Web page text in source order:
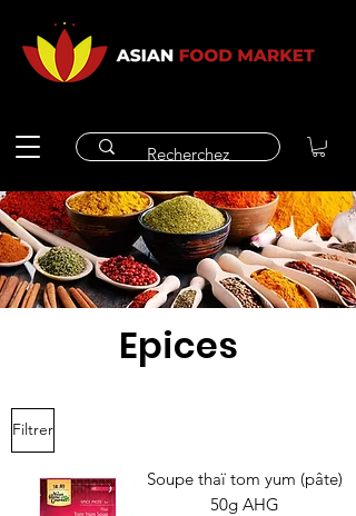
Epices
Filtrer
Soupe thaï tom yum (pâte)
50g AHG